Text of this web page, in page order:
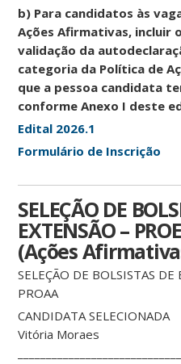
b) Para candidatos às
Ações Afirmativas, incluir
validação da
categoria da Política de
que a pessoa candidata
conforme Anexo I deste
Edital 2026.1
Formulário de Inscrição
SELEÇÃO DE
EXTENSÃO –
(Ações
SELEÇÃO DE BOLSISTAS
PROAA
CANDIDATA SELECIONADA
Vitória Moraes